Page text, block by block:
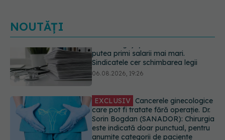
NOUTĂȚI
EXCLUSIV Cancerele ginecologice
care pot fi tratate fără operație. Dr.
anumite categorii de paciente
06.08.2026, 19:05
Greșeala pe care milioane de femei